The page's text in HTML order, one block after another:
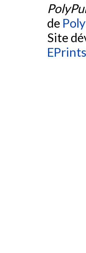
de
Site
EPrints